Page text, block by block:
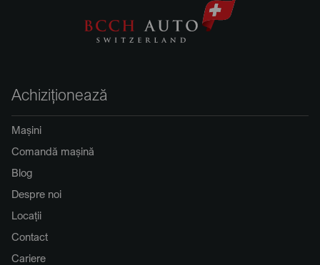
Achiziționează
Mașini
Comandă mașină
Blog
Despre noi
Locații
Contact
Cariere